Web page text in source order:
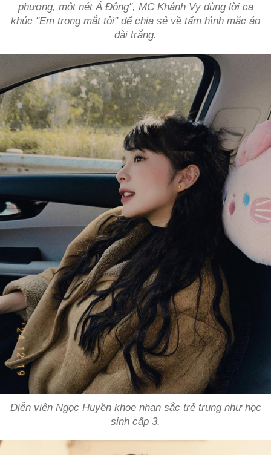
phương, một nét Á Đông", MC Khánh Vy dùng lời ca
khúc "Em trong mắt tôi" để chia sẻ về tấm hình mặc áo
dài trắng.
Diễn viên Ngọc Huyền khoe nhan sắc trẻ trung như học
sinh cấp 3.